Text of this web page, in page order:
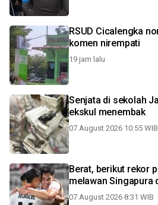
RSUD Cicalengka
komen nirempati
19 jam lalu
Senjata di sekolah
ekskul menembak
07 August 2026 10:55 WIB
Berat, berikut rekor
melawan Singapura
07 August 2026 8:31 WIB